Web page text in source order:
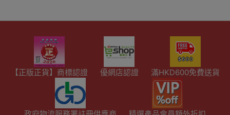
【正版正貨】商標認證 優網店認證 滿HKD600免費送貨